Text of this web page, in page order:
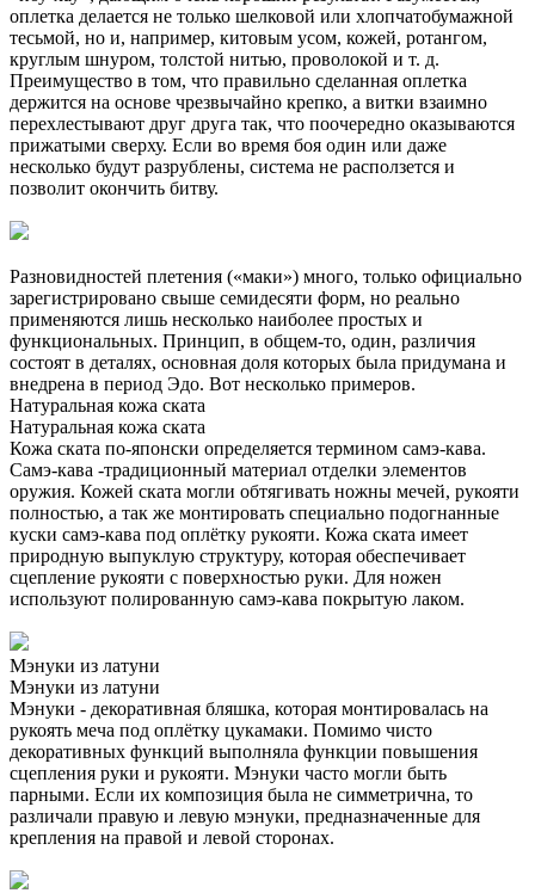
оплетка делается не только шелковой или хлопчатобумажной
тесьмой, но и, например, китовым усом, кожей, ротангом,
круглым шнуром, толстой нитью, проволокой и т. д.
Преимущество в том, что правильно сделанная оплетка
держится на основе чрезвычайно крепко, а витки взаимно
перехлестывают друг друга так, что поочередно оказываются
прижатыми сверху. Если во время боя один или даже
несколько будут разрублены, система не расползется и
позволит окончить битву.
Разновидностей плетения («маки») много, только официально
зарегистрировано свыше семидесяти форм, но реально
применяются лишь несколько наиболее простых и
функциональных. Принцип, в общем-то, один, различия
состоят в деталях, основная доля которых была придумана и
внедрена в период Эдо. Вот несколько примеров.
Натуральная кожа ската
Натуральная кожа ската
Кожа ската по-японски определяется термином самэ-кава.
Самэ-кава -традиционный материал отделки элементов
оружия. Кожей ската могли обтягивать ножны мечей, рукояти
полностью, а так же монтировать специально подогнанные
куски самэ-кава под оплётку рукояти. Кожа ската имеет
природную выпуклую структуру, которая обеспечивает
сцепление рукояти с поверхностью руки. Для ножен
используют полированную самэ-кава покрытую лаком.
Мэнуки из латуни
Мэнуки из латуни
Мэнуки - декоративная бляшка, которая монтировалась на
рукоять меча под оплётку цукамаки. Помимо чисто
декоративных функций выполняла функции повышения
сцепления руки и рукояти. Мэнуки часто могли быть
парными. Если их композиция была не симметрична, то
различали правую и левую мэнуки, предназначенные для
крепления на правой и левой сторонах.